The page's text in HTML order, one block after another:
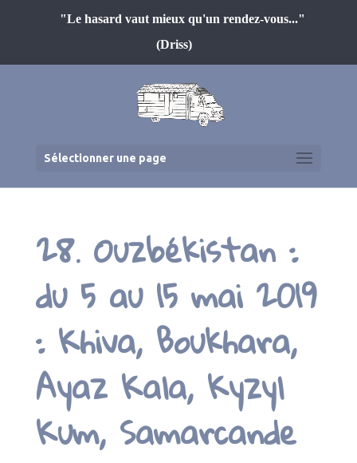
"Le hasard vaut mieux qu'un rendez-vous..."
(Driss)
Sélectionner une page
28. Ouzbékistan :
du 5 au 15 mai 2019
: Khiva, Boukhara,
Ayaz Kala, Kyzyl
Kum, Samarcande